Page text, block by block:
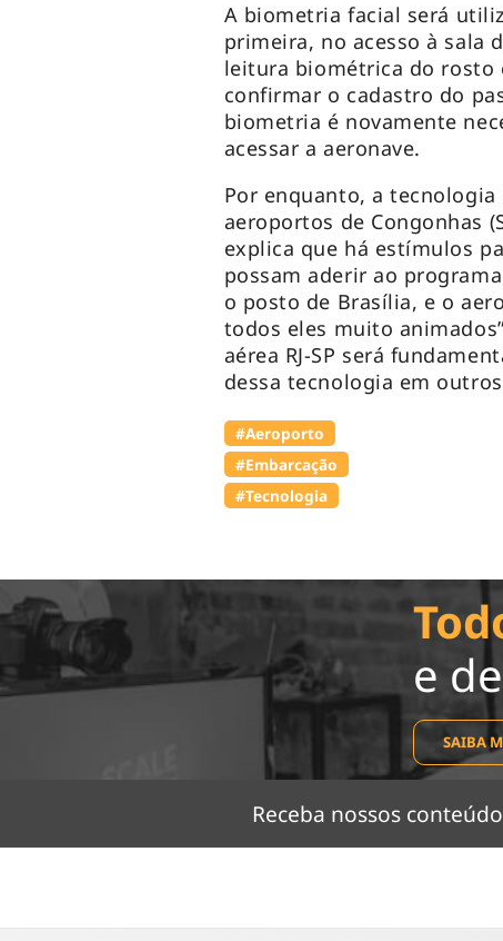
A biometria facial será
primeira, no acesso à sala
leitura biométrica do rosto
confirmar o cadastro do
biometria é novamente
acessar a aeronave.
Por enquanto, a
aeroportos de Congonhas
explica que há estímulos
possam aderir ao
o posto de Brasília, e o
todos eles muito
aérea RJ-SP será
dessa tecnologia em
#Aeroporto
#Embarcação
#Tecnologia
e de
SAIBA
Receba nossos